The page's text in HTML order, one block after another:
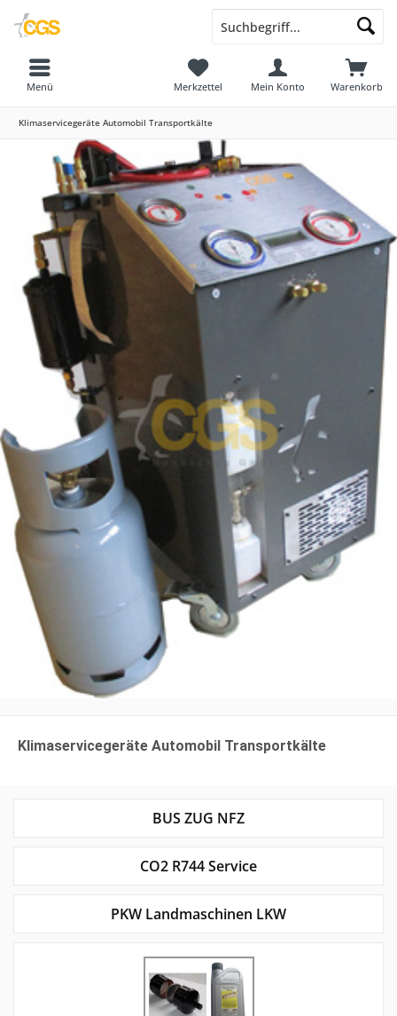
Warenkorb
Merkzettel Mein Konto
Menü
Klimaservicegeräte Automobil Transportkälte
Klimaservicegeräte Automobil Transportkälte
BUS ZUG NFZ
CO2 R744 Service
PKW Landmaschinen LKW